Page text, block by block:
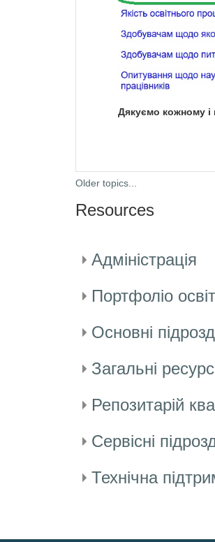
Дякуємо кожному і
Older topics...
Resources
Адміністрація
Портфоліо
Основні
Загальні
Репозитарій
Сервісні
Технічна